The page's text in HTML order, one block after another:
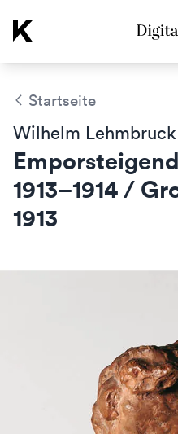
Startseite
Wilhelm Lehmbruck
1913–1914 /
1913